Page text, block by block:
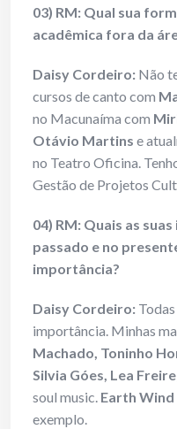
03) RM: Qual sua
acadêmica fora da
Daisy Cordeiro: Não
cursos de canto com
no Macunaíma com
Otávio Martins e
no Teatro Oficina.
Gestão de Projetos
04) RM: Quais as
passado e no
importância?
Daisy Cordeiro:
importância. Minhas
Machado, Toninho
Silvia Góes, Lea Freire
soul music. Earth
exemplo.